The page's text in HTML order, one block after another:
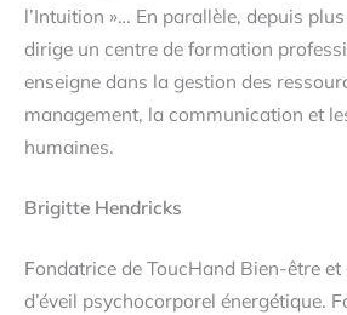
l’Intuition »… En parallèle, depuis
dirige un centre de formation
enseigne dans la gestion des
management, la communication et
humaines.
Brigitte Hendricks
Fondatrice de ToucHand Bien-être et
d’éveil psychocorporel énergétique.